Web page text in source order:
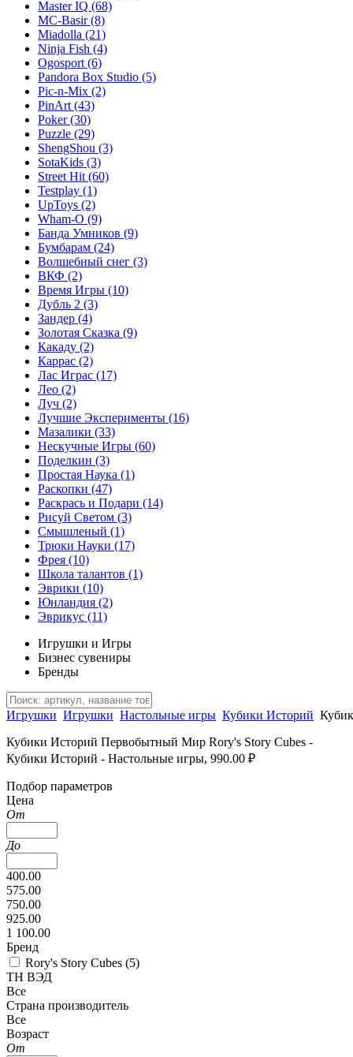
Master IQ (68)
MC-Basir(8)
Miadolla (21)
Ninja Fish (4)
Ogosport (6)
Pandora Box Studio (5)
Pic-n-Mix (2)
PinArt (43)
Poker(30)
Puzzle (29)
ShengShou (3)
SotaKids (3)
Street Hit (60)
Testplay (1)
UpToys (2)
Wham-O (9)
Банда Умников (9)
Бумбарам (24)
Волшебный снег (3)
ВКФ (2)
Время Игры (10)
Дубль 2 (3)
Зандер (4)
Золотая Сказка (9)
Какаду (2)
Каррас (2)
Лас Играс (17)
Лео (2)
Луч (2)
Лучшие Эксперименты (16)
Мазалики (33)
Нескучные Игры (60)
Поделкин (3)
Простая Наука (1)
Раскопки (47)
Раскрась и Подари (14)
Рисуй Светом (3)
Смышленый (1)
Трюки Науки (17)
Фрея (10)
Школа талантов (1)
Эврики (10)
Юнландия (2)
Эврикус (11)
Игрушки и Игры
Бизнес сувениры
Бренды
Игрушки Игрушки Настольные игры Кубики Историй
Кубики Историй Первобытный Мир Rory's Story Cubes -
Кубики Историй - Настольные игры, 990.00 ₽
Подбор параметров
Цена
От
До
400.00
575.00
750.00
925.00
1 100.00
Бренд
Rory's Story Cubes (5)
ТН ВЭД
Все
Страна производитель
Все
Возраст
От